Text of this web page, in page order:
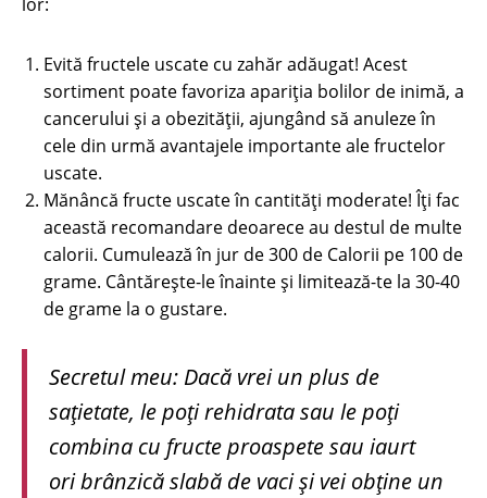
Evită fructele uscate cu zahăr adăugat! Acest
sortiment poate favoriza apariția bolilor de inimă, a
cancerului și a obezității, ajungând să anuleze în
cele din urmă avantajele importante ale fructelor
uscate.
Mănâncă fructe uscate în cantități moderate! Îți fac
această recomandare deoarece au destul de multe
calorii. Cumulează în jur de 300 de Calorii pe 100 de
grame. Cântărește-le înainte și limitează-te la 30-40
de grame la o gustare.
Secretul meu: Dacă vrei un plus de
sațietate, le poți rehidrata sau le poţi
combina cu fructe proaspete sau iaurt
ori brânzică slabă de vaci și vei obține un